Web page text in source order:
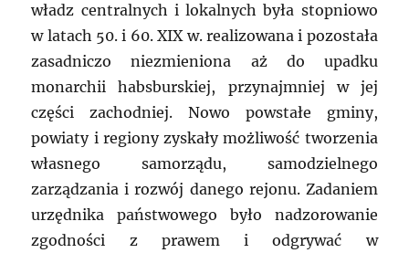
władz centralnych i lokalnych była stopniowo
w latach 50. i 60. XIX w. realizowana i pozostała
zasadniczo niezmieniona aż do upadku
monarchii habsburskiej, przynajmniej w jej
części zachodniej. Nowo powstałe gminy,
powiaty i regiony zyskały możliwość tworzenia
własnego samorządu, samodzielnego
zarządzania i rozwój danego rejonu. Zadaniem
urzędnika państwowego było nadzorowanie
zgodności z prawem i odgrywać w